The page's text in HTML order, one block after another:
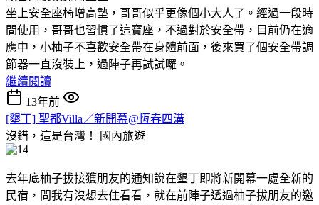
坐上安全座椅增高墊，哥哥似乎更像個小大人了。經過一段時
間使用，哥哥也習慣了這寶座，不過對於安全帶，目前仍在適
應中，小柚子不喜歡安全帶在身體前面，後來買了個安全帶調
節器一直沒裝上，過陣子再試試囉。
繼續閱讀
13年前
[墾丁] 聖都Villa／新開幕@恆春四溝
沒錯，這是台灣！
國內旅遊
去年底柚子拔接獲朋友的通知說在墾丁即將新開幕一處全新的
民宿，問我有沒想去住看看，就在前陣子透過柚子拔朋友的邀